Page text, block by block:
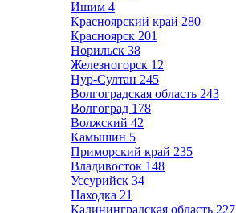
Ишим 4
Красноярский край 280
Красноярск 201
Норильск 38
Железногорск 12
Нур-Султан 245
Волгоградская область 243
Волгоград 178
Волжский 42
Камышин 5
Приморский край 235
Владивосток 148
Уссурийск 34
Находка 21
Калининградская область 227